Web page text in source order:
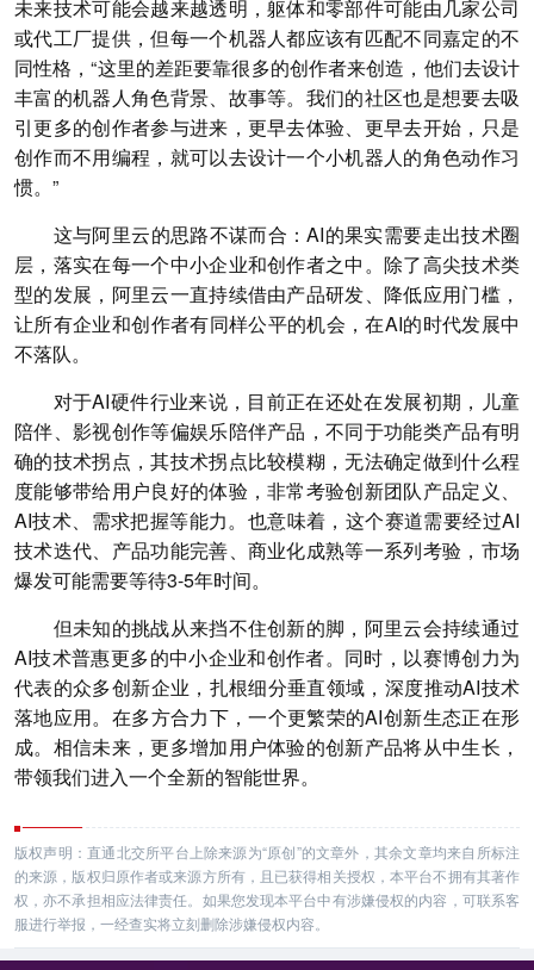
未来技术可能会越来越透明，躯体和零部件可能由几家公司
或代工厂提供，但每一个机器人都应该有匹配不同嘉定的不
同性格，“这里的差距要靠很多的创作者来创造，他们去设计
丰富的机器人角色背景、故事等。我们的社区也是想要去吸
引更多的创作者参与进来，更早去体验、更早去开始，只是
创作而不用编程，就可以去设计一个小机器人的角色动作习
惯。”
这与阿里云的思路不谋而合：AI的果实需要走出技术圈
层，落实在每一个中小企业和创作者之中。除了高尖技术类
型的发展，阿里云一直持续借由产品研发、降低应用门槛，
让所有企业和创作者有同样公平的机会，在AI的时代发展中
不落队。
对于AI硬件行业来说，目前正在还处在发展初期，儿童
陪伴、影视创作等偏娱乐陪伴产品，不同于功能类产品有明
确的技术拐点，其技术拐点比较模糊，无法确定做到什么程
度能够带给用户良好的体验，非常考验创新团队产品定义、
AI技术、需求把握等能力。也意味着，这个赛道需要经过AI
技术迭代、产品功能完善、商业化成熟等一系列考验，市场
爆发可能需要等待3-5年时间。
但未知的挑战从来挡不住创新的脚，阿里云会持续通过
AI技术普惠更多的中小企业和创作者。同时，以赛博创力为
代表的众多创新企业，扎根细分垂直领域，深度推动AI技术
落地应用。在多方合力下，一个更繁荣的AI创新生态正在形
成。相信未来，更多增加用户体验的创新产品将从中生长，
带领我们进入一个全新的智能世界。
版权声明：直通北交所平台上除来源为“原创”的文章外，其余文章均来自所标注
的来源，版权归原作者或来源方所有，且已获得相关授权，本平台不拥有其著作
权，亦不承担相应法律责任。如果您发现本平台中有涉嫌侵权的内容，可联系客
服进行举报，一经查实将立刻删除涉嫌侵权内容。